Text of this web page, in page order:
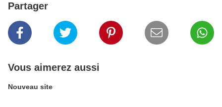
Partager
Vous aimerez aussi
Nouveau site